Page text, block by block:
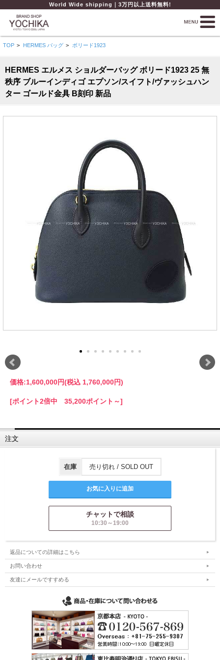
World Wide shipping｜3万円以上送料無料!
TOP > HERMES バッグ > ボリード1923
HERMES エルメス ショルダーバッグ ボリード1923 25 無
秩序 ブルーインディゴ エプソン/スイフト/ヴァッシュハン
ター ゴールド金具 B刻印 新品
価格:1,600,000円(税込 1,760,000円)
[ポイント2倍中 35,200ポイント～]
注文
在庫 売り切れ / SOLD OUT
チャットで相談
10:30～19:00
返品についての詳細はこちら
お問い合わせ
友達にメールですすめる